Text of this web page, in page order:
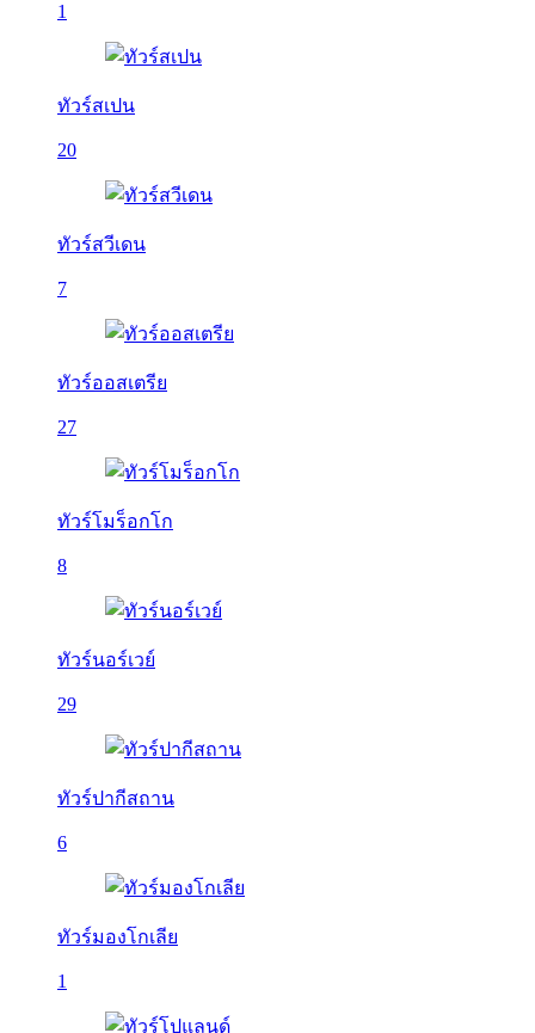
1
ทัวร์สเปน
20
ทัวร์สวีเดน
7
ทัวร์ออสเตรีย
27
ทัวร์โมร็อกโก
8
ทัวร์นอร์เวย์
29
ทัวร์ปากีสถาน
6
ทัวร์มองโกเลีย
1